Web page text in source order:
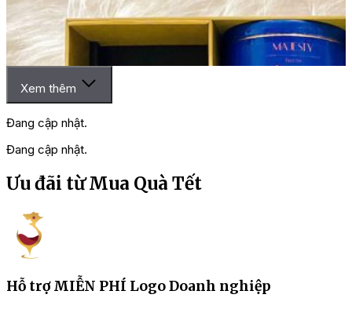
Xem thêm
Đang cập nhật.
Đang cập nhật.
Ưu đãi từ Mua Quà Tết
Hỗ trợ MIỄN PHÍ Logo Doanh nghiệp